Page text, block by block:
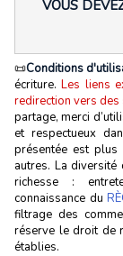
VOUS
📜Conditions
écriture.Les liens
redirection vers
partage, merci
et respectueux
présentée est
autres. La
richesse :
connaissance du
filtrage des
réserve le droit de
établies.